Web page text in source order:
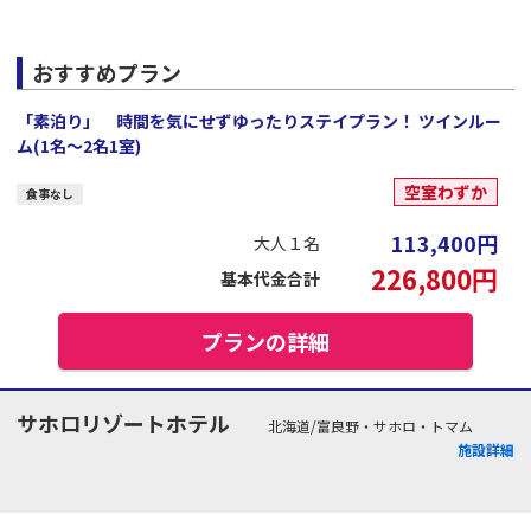
おすすめプラン
「素泊り」 時間を気にせずゆったりステイプラン！ ツインルー
ム(1名～2名1室)
食事なし 空室わずか
大人１名 113,400円
基本代金合計 226,800円
プランの詳細
サホロリゾートホテル
北海道/富良野・サホロ・トマム
施設詳細